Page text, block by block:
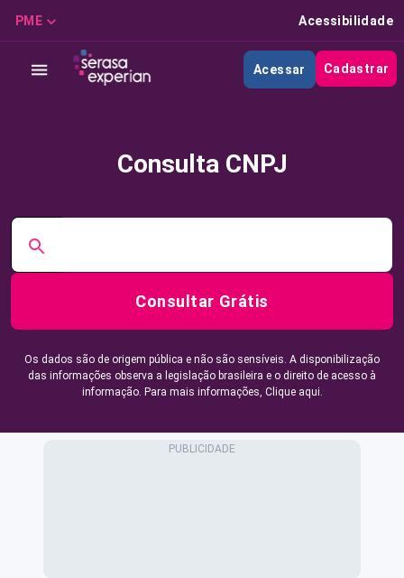
PME Acessibilidade
Acessar Cadastrar
Consulta CNPJ
Consultar Grátis
Os dados são de origem pública e não são sensíveis. A disponibilização
das informações observa a legislação brasileira e o direito de acesso à
informação. Para mais informações, Clique aqui.